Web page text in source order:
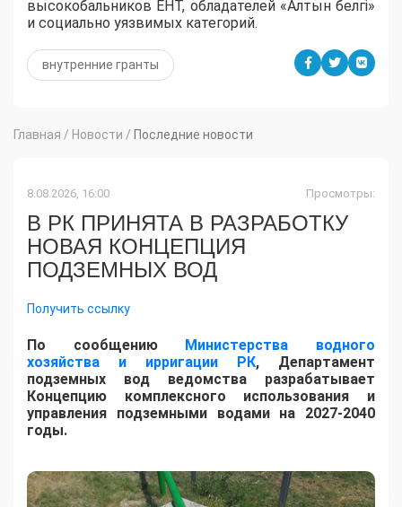
высокобальников ЕНТ, обладателей «Алтын белгі»
и социально уязвимых категорий.
внутренние гранты
Главная / Новости / Последние новости
8.08.2026, 16:00 Просмотры:
В РК ПРИНЯТА В РАЗРАБОТКУ
НОВАЯ КОНЦЕПЦИЯ
ПОДЗЕМНЫХ ВОД
Получить ссылку
По сообщению
Министерства водного
хозяйства и ирригации РК, Департамент
подземных вод ведомства разрабатывает
Концепцию комплексного использования и
управления подземными водами на 2027-2040
годы.